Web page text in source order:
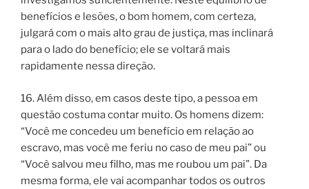
benefícios e lesões, o bom homem, com certeza,
julgará com o mais alto grau de justiça, mas inclinará
para o lado do benefício; ele se voltará mais
rapidamente nessa direção.
16. Além disso, em casos deste tipo, a pessoa em
questão costuma contar muito. Os homens dizem:
“Você me concedeu um benefício em relação ao
escravo, mas você me feriu no caso de meu pai” ou
“Você salvou meu filho, mas me roubou um pai”. Da
mesma forma, ele vai acompanhar todos os outros